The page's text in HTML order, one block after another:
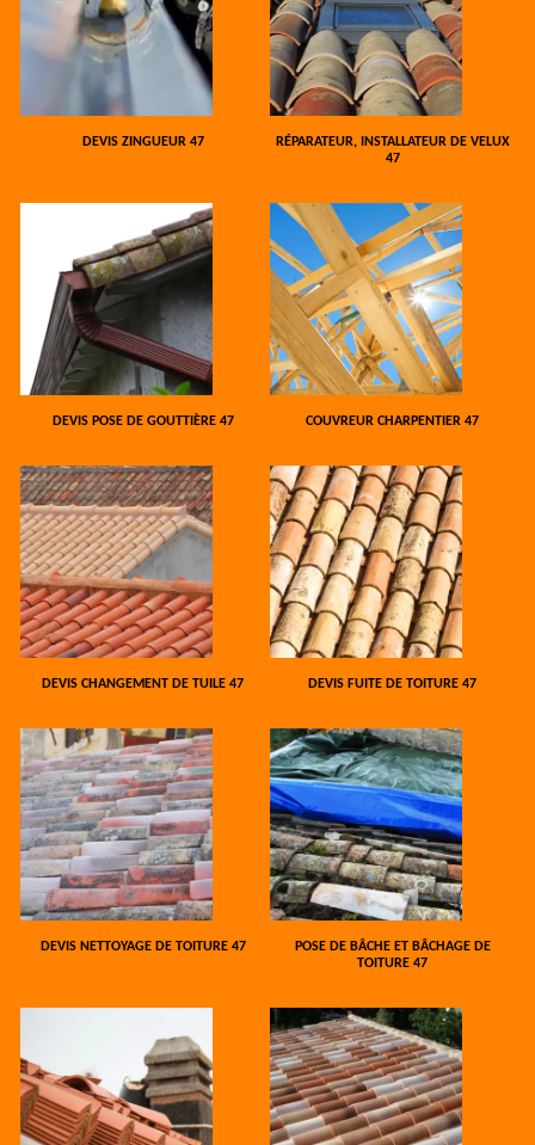
DEVIS ZINGUEUR 47
RÉPARATEUR, INSTALLATEUR DE VELUX
47
DEVIS POSE DE GOUTTIÈRE 47 COUVREUR CHARPENTIER 47
DEVIS CHANGEMENT DE TUILE 47 DEVIS FUITE DE TOITURE 47
DEVIS NETTOYAGE DE TOITURE 47
POSE DE BÂCHE ET BÂCHAGE DE
TOITURE 47